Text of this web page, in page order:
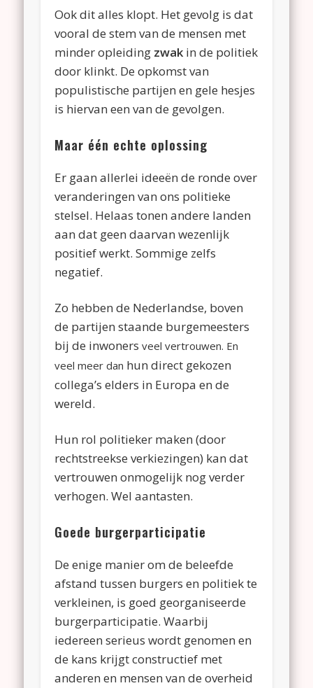
Ook dit alles klopt. Het gevolg is dat
vooral de stem van de mensen met
minder opleiding zwak in de politiek
door klinkt. De opkomst van
populistische partijen en gele hesjes
is hiervan een van de gevolgen.
Maar één echte oplossing
Er gaan allerlei ideeën de ronde over
veranderingen van ons politieke
stelsel. Helaas tonen andere landen
aan dat geen daarvan wezenlijk
positief werkt. Sommige zelfs
negatief.
Zo hebben de Nederlandse, boven
de partijen staande burgemeesters
bij de inwonersveel vertrouwen. En
veel meer dan hun direct gekozen
collega’s elders in Europa en de
wereld.
Hun rol politieker maken (door
rechtstreekse verkiezingen) kan dat
vertrouwen onmogelijk nog verder
verhogen. Wel aantasten.
Goede burgerparticipatie
De enige manier om de beleefde
afstand tussen burgers en politiek te
verkleinen, is goed georganiseerde
burgerparticipatie. Waarbij
iedereen serieus wordt genomen en
de kans krijgt constructief met
anderen en mensen van de overheid